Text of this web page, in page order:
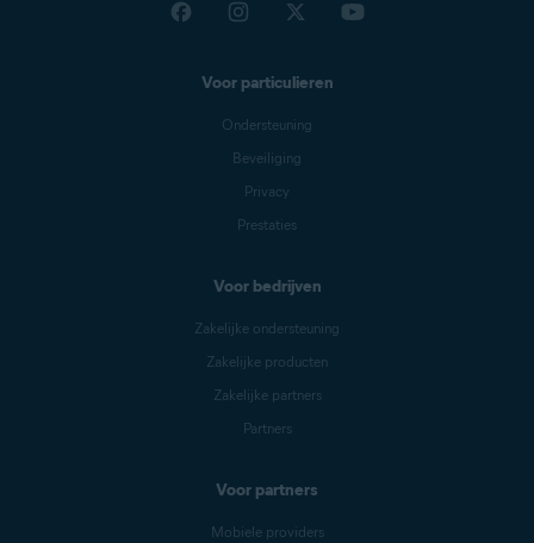
Voor particulieren
Ondersteuning
Beveiliging
Privacy
Prestaties
Voor bedrijven
Zakelijke ondersteuning
Zakelijke producten
Zakelijke partners
Partners
Voor partners
Mobiele providers